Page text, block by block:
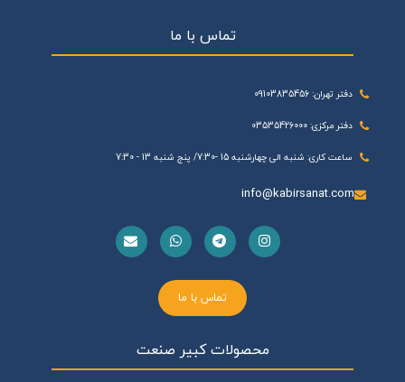
تماس با ما
دفتر تهران: 09103835456
دفتر مرکزی: 03535426000
ساعت کاری: شنبه الی چهارشنبه 15 -7:30/ پنج شنبه 13 - 7:30
info@kabirsanat.com
تماس با ما
محصولات کبیر صنعت